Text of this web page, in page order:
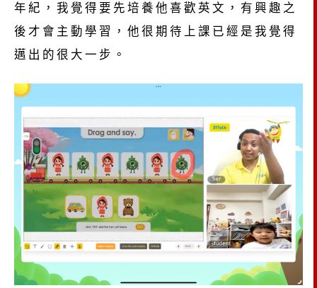
年紀，我覺得要先培養他喜歡英文，有興趣之
後才會主動學習，他很期待上課已經是我覺得
邁出的很大一步。